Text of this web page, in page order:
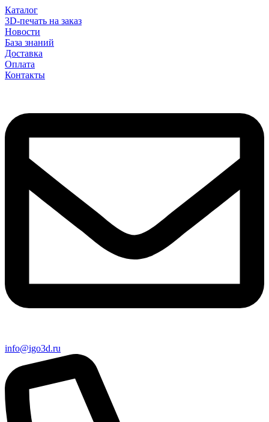
Каталог
3D-печать на заказ
Новости
База знаний
Доставка
Оплата
Контакты
info@igo3d.ru